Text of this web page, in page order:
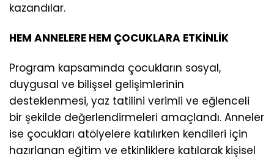
kazandılar.
HEM ANNELERE HEM ÇOCUKLARA ETKİNLİK
Program kapsamında çocukların sosyal,
duygusal ve bilişsel gelişimlerinin
desteklenmesi, yaz tatilini verimli ve eğlenceli
bir şekilde değerlendirmeleri amaçlandı. Anneler
ise çocukları atölyelere katılırken kendileri için
hazırlanan eğitim ve etkinliklere katılarak kişisel